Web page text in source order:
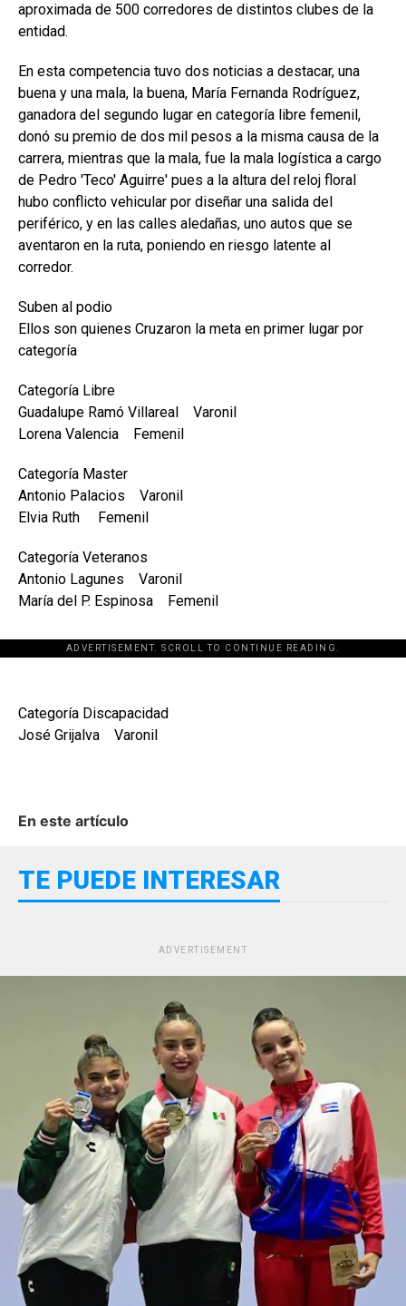
aproximada de 500 corredores de distintos clubes de la
entidad.
En esta competencia tuvo dos noticias a destacar, una
buena y una mala, la buena, María Fernanda Rodríguez,
ganadora del segundo lugar en categoría libre femenil,
donó su premio de dos mil pesos a la misma causa de la
carrera, mientras que la mala, fue la mala logística a cargo
de Pedro 'Teco' Aguirre' pues a la altura del reloj floral
hubo conflicto vehicular por diseñar una salida del
periférico, y en las calles aledañas, uno autos que se
aventaron en la ruta, poniendo en riesgo latente al
corredor.
Suben al podio
Ellos son quienes Cruzaron la meta en primer lugar por
categoría
Categoría Libre
Guadalupe Ramó Villareal Varonil
Lorena Valencia Femenil
Categoría Master
Antonio Palacios Varonil
Elvia Ruth Femenil
Categoría Veteranos
Antonio Lagunes Varonil
María del P. Espinosa Femenil
ADVERTISEMENT. SCROLL TO CONTINUE READING.
Categoría Discapacidad
José Grijalva Varonil
En este artículo
TE PUEDE INTERESAR
ADVERTISEMENT